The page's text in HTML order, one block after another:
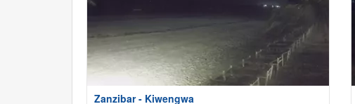
Zanzibar - Kiwengwa